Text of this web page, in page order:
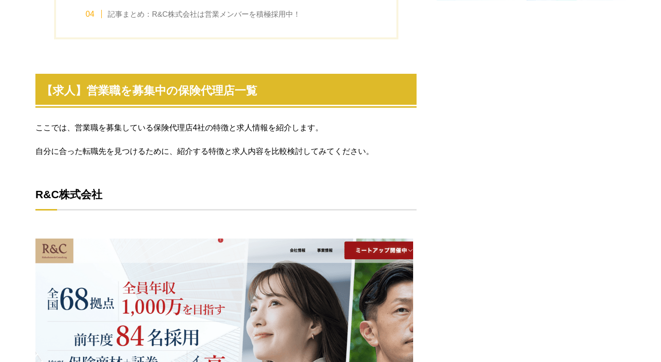
記事まとめ：R&C株式会社は営業メンバーを積極採用中！
【求人】営業職を募集中の保険代理店一覧
ここでは、営業職を募集している保険代理店4社の特徴と求人情報を紹介します。
自分に合った転職先を見つけるために、紹介する特徴と求人内容を比較検討してみてください。
R&C株式会社